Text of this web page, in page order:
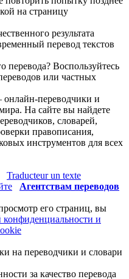
на страницу
результата
перевод текстов
перевода? Воспользуйтесь
или частных
переводчики и
На сайте вы найдете
словарей,
правописания,
инструментов для всех
Traducteur un texte
Агентствам переводов
его страниц, вы
и
на переводчики и словари
за качество перевода